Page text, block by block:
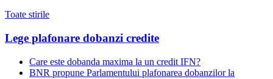
Toate stirile
Lege plafonare dobanzi credite
Care este dobanda maxima la un credit IFN?
BNR propune Parlamentului plafonarea dobanzilor la